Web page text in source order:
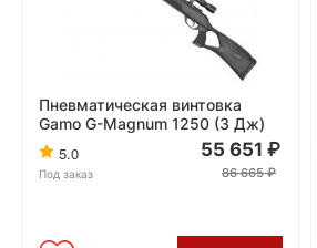
Пневматическая винтовка
Gamo G-Magnum 1250 (3 Дж)
5.0
Под заказ
55 651
86 665